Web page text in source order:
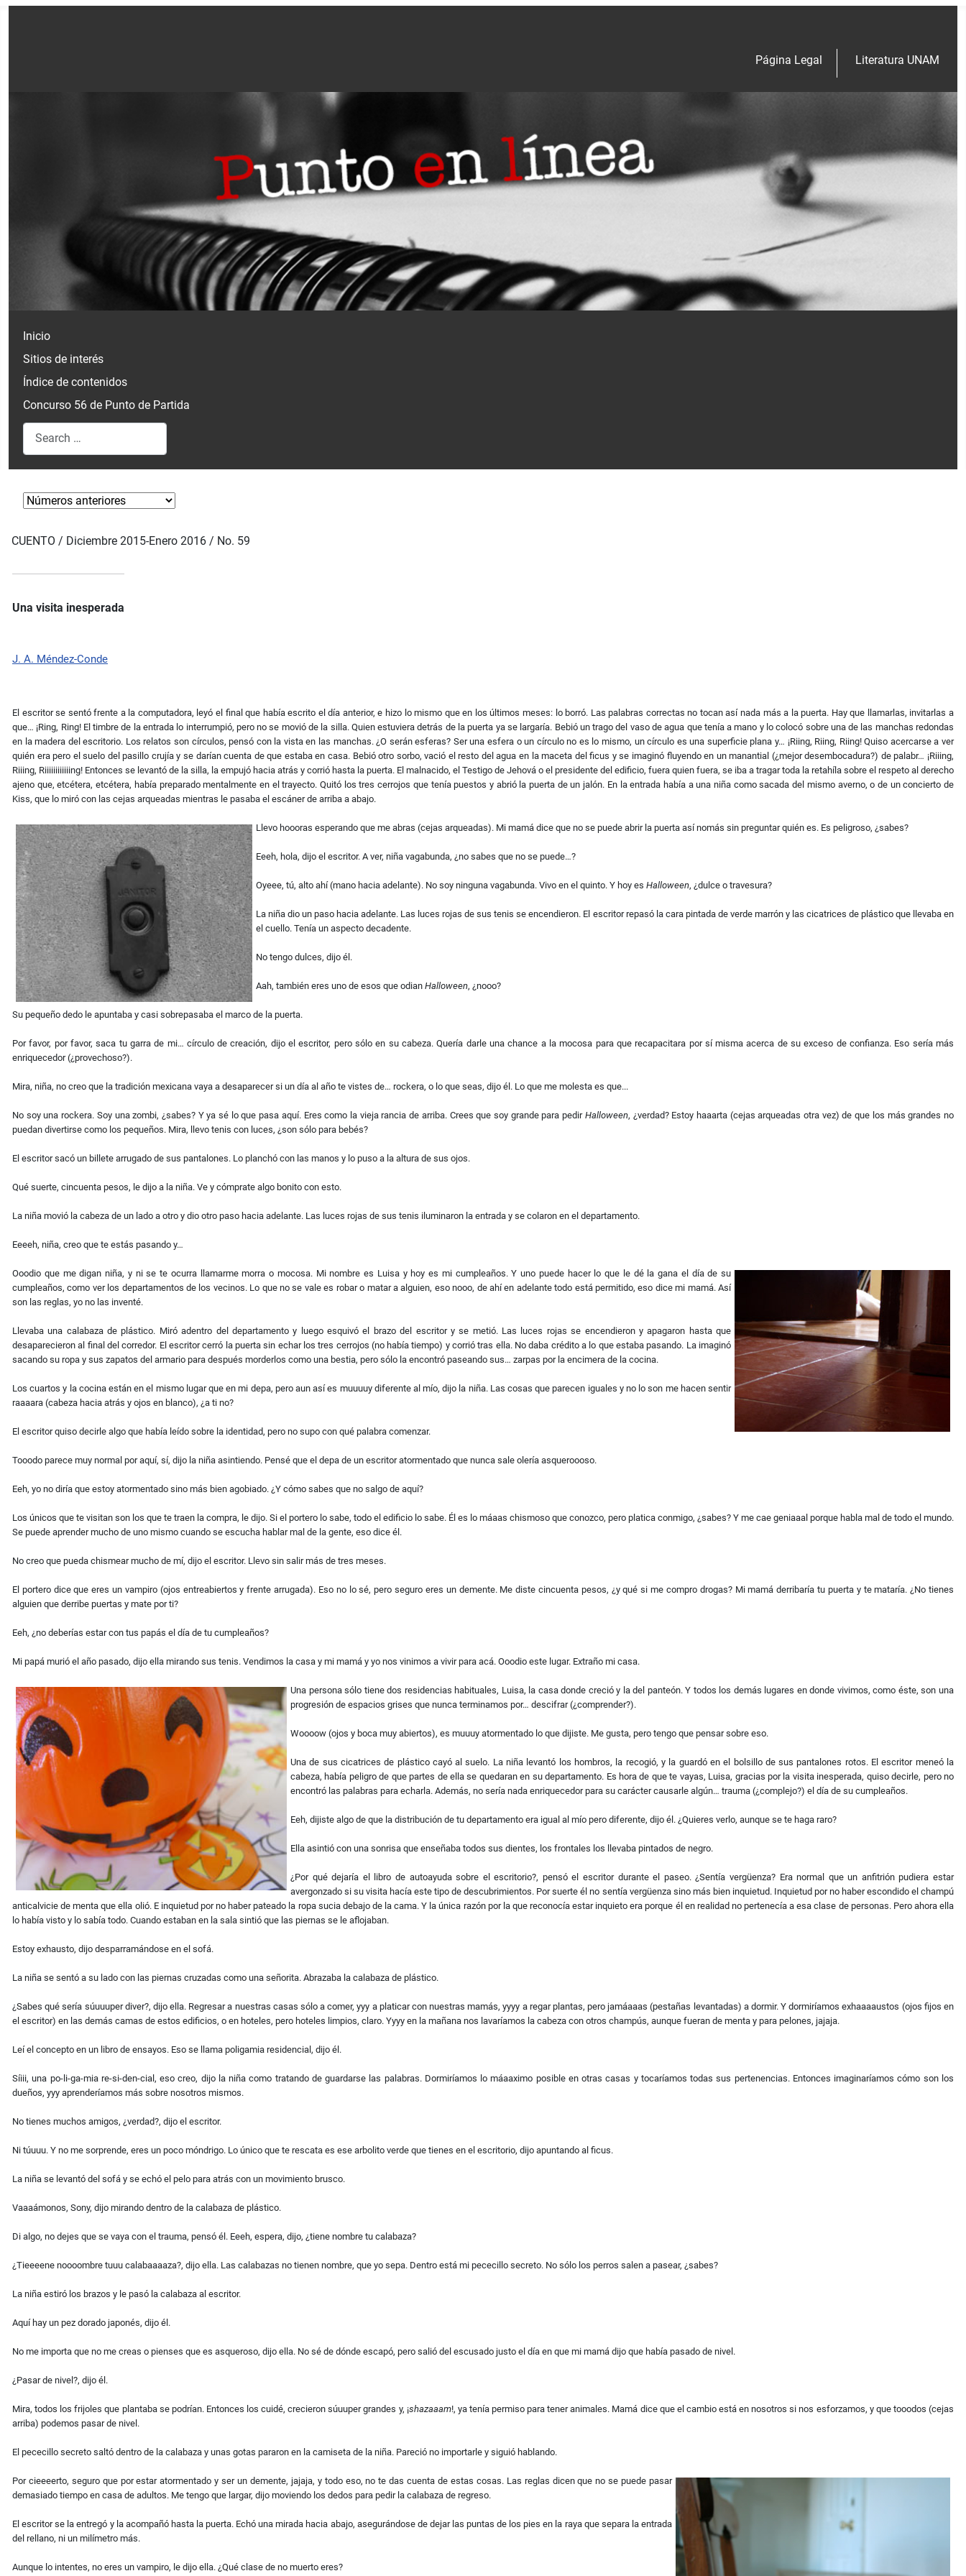
Literatura UNAM
Página Legal
Inicio
Sitios de interés
Índice de contenidos
Concurso 56 de Punto de Partida
Search
CUENTO / Diciembre 2015-Enero 2016 / No. 59
Una visita inesperada
J. A. Méndez-Conde
El escritor se sentó frente a la computadora, leyó el final que había escrito el día anterior, e hizo lo mismo que en los últimos meses: lo borró. Las palabras correctas no tocan así nada más a la puerta. Hay que llamarlas, invitarlas a
que… ¡Ring, Ring! El timbre de la entrada lo interrumpió, pero no se movió de la silla. Quien estuviera detrás de la puerta ya se largaría. Bebió un trago del vaso de agua que tenía a mano y lo colocó sobre una de las manchas redondas
en la madera del escritorio. Los relatos son círculos, pensó con la vista en las manchas. ¿O serán esferas? Ser una esfera o un círculo no es lo mismo, un círculo es una superficie plana y… ¡Riing, Riing, Riing! Quiso acercarse a ver
quién era pero el suelo del pasillo crujía y se darían cuenta de que estaba en casa. Bebió otro sorbo, vació el resto del agua en la maceta del ficus y se imaginó fluyendo en un manantial (¿mejor desembocadura?) de palabr… ¡Riiing,
Riiing, Riiiiiiiiiiiing! Entonces se levantó de la silla, la empujó hacia atrás y corrió hasta la puerta. El malnacido, el Testigo de Jehová o el presidente del edificio, fuera quien fuera, se iba a tragar toda la retahíla sobre el respeto al derecho
ajeno que, etcétera, etcétera, había preparado mentalmente en el trayecto. Quitó los tres cerrojos que tenía puestos y abrió la puerta de un jalón. En la entrada había a una niña como sacada del mismo averno, o de un concierto de
Kiss, que lo miró con las cejas arqueadas mientras le pasaba el escáner de arriba a abajo.
Llevo hoooras esperando que me abras (cejas arqueadas). Mi mamá dice que no se puede abrir la puerta así nomás sin preguntar quién es. Es peligroso, ¿sabes?
Eeeh, hola, dijo el escritor. A ver, niña vagabunda, ¿no sabes que no se puede…?
Oyeee, tú, alto ahí (mano hacia adelante). No soy ninguna vagabunda. Vivo en el quinto. Y hoy es Halloween, ¿dulce o travesura?
La niña dio un paso hacia adelante. Las luces rojas de sus tenis se encendieron. El escritor repasó la cara pintada de verde marrón y las cicatrices de plástico que llevaba en
el cuello. Tenía un aspecto decadente.
No tengo dulces, dijo él.
Aah, también eres uno de esos que odian Halloween, ¿nooo?
Su pequeño dedo le apuntaba y casi sobrepasaba el marco de la puerta.
Por favor, por favor, saca tu garra de mi… círculo de creación, dijo el escritor, pero sólo en su cabeza. Quería darle una chance a la mocosa para que recapacitara por sí misma acerca de su exceso de confianza. Eso sería más
enriquecedor (¿provechoso?).
Mira, niña, no creo que la tradición mexicana vaya a desaparecer si un día al año te vistes de… rockera, o lo que seas, dijo él. Lo que me molesta es que...
No soy una rockera. Soy una zombi, ¿sabes? Y ya sé lo que pasa aquí. Eres como la vieja rancia de arriba. Crees que soy grande para pedir Halloween, ¿verdad? Estoy haaarta (cejas arqueadas otra vez) de que los más grandes no
puedan divertirse como los pequeños. Mira, llevo tenis con luces, ¿son sólo para bebés?
El escritor sacó un billete arrugado de sus pantalones. Lo planchó con las manos y lo puso a la altura de sus ojos.
Qué suerte, cincuenta pesos, le dijo a la niña. Ve y cómprate algo bonito con esto.
La niña movió la cabeza de un lado a otro y dio otro paso hacia adelante. Las luces rojas de sus tenis iluminaron la entrada y se colaron en el departamento.
Eeeeh, niña, creo que te estás pasando y…
Ooodio que me digan niña, y ni se te ocurra llamarme morra o mocosa. Mi nombre es Luisa y hoy es mi cumpleaños. Y uno puede hacer lo que le dé la gana el día de su
cumpleaños, como ver los departamentos de los vecinos. Lo que no se vale es robar o matar a alguien, eso nooo, de ahí en adelante todo está permitido, eso dice mi mamá. Así
son las reglas, yo no las inventé.
Llevaba una calabaza de plástico. Miró adentro del departamento y luego esquivó el brazo del escritor y se metió. Las luces rojas se encendieron y apagaron hasta que
desaparecieron al final del corredor. El escritor cerró la puerta sin echar los tres cerrojos (no había tiempo) y corrió tras ella. No daba crédito a lo que estaba pasando. La imaginó
sacando su ropa y sus zapatos del armario para después morderlos como una bestia, pero sólo la encontró paseando sus… zarpas por la encimera de la cocina.
Los cuartos y la cocina están en el mismo lugar que en mi depa, pero aun así es muuuuy diferente al mío, dijo la niña. Las cosas que parecen iguales y no lo son me hacen sentir
raaaara (cabeza hacia atrás y ojos en blanco), ¿a ti no?
El escritor quiso decirle algo que había leído sobre la identidad, pero no supo con qué palabra comenzar.
Tooodo parece muy normal por aquí, sí, dijo la niña asintiendo. Pensé que el depa de un escritor atormentado que nunca sale olería asqueroooso.
Eeh, yo no diría que estoy atormentado sino más bien agobiado. ¿Y cómo sabes que no salgo de aquí?
Los únicos que te visitan son los que te traen la compra, le dijo. Si el portero lo sabe, todo el edificio lo sabe. Él es lo máaas chismoso que conozco, pero platica conmigo, ¿sabes? Y me cae geniaaal porque habla mal de todo el mundo.
Se puede aprender mucho de uno mismo cuando se escucha hablar mal de la gente, eso dice él.
No creo que pueda chismear mucho de mí, dijo el escritor. Llevo sin salir más de tres meses.
El portero dice que eres un vampiro (ojos entreabiertos y frente arrugada). Eso no lo sé, pero seguro eres un demente. Me diste cincuenta pesos, ¿y qué si me compro drogas? Mi mamá derribaría tu puerta y te mataría. ¿No tienes
alguien que derribe puertas y mate por ti?
Eeh, ¿no deberías estar con tus papás el día de tu cumpleaños?
Mi papá murió el año pasado, dijo ella mirando sus tenis. Vendimos la casa y mi mamá y yo nos vinimos a vivir para acá. Ooodio este lugar. Extraño mi casa.
Una persona sólo tiene dos residencias habituales, Luisa, la casa donde creció y la del panteón. Y todos los demás lugares en donde vivimos, como éste, son una
progresión de espacios grises que nunca terminamos por… descifrar (¿comprender?).
Woooow (ojos y boca muy abiertos), es muuuy atormentado lo que dijiste. Me gusta, pero tengo que pensar sobre eso.
Una de sus cicatrices de plástico cayó al suelo. La niña levantó los hombros, la recogió, y la guardó en el bolsillo de sus pantalones rotos. El escritor meneó la
cabeza, había peligro de que partes de ella se quedaran en su departamento. Es hora de que te vayas, Luisa, gracias por la visita inesperada, quiso decirle, pero no
encontró las palabras para echarla. Además, no sería nada enriquecedor para su carácter causarle algún… trauma (¿complejo?) el día de su cumpleaños.
Eeh, dijiste algo de que la distribución de tu departamento era igual al mío pero diferente, dijo él. ¿Quieres verlo, aunque se te haga raro?
Ella asintió con una sonrisa que enseñaba todos sus dientes, los frontales los llevaba pintados de negro.
¿Por qué dejaría el libro de autoayuda sobre el escritorio?, pensó el escritor durante el paseo. ¿Sentía vergüenza? Era normal que un anfitrión pudiera estar
avergonzado si su visita hacía este tipo de descubrimientos. Por suerte él no sentía vergüenza sino más bien inquietud. Inquietud por no haber escondido el champú
anticalvicie de menta que ella olió. E inquietud por no haber pateado la ropa sucia debajo de la cama. Y la única razón por la que reconocía estar inquieto era porque él en realidad no pertenecía a esa clase de personas. Pero ahora ella
lo había visto y lo sabía todo. Cuando estaban en la sala sintió que las piernas se le aflojaban.
Estoy exhausto, dijo desparramándose en el sofá.
La niña se sentó a su lado con las piernas cruzadas como una señorita. Abrazaba la calabaza de plástico.
¿Sabes qué sería súuuuper diver?, dijo ella. Regresar a nuestras casas sólo a comer, yyy a platicar con nuestras mamás, yyyy a regar plantas, pero jamáaaas (pestañas levantadas) a dormir. Y dormiríamos exhaaaaustos (ojos fijos en
el escritor) en las demás camas de estos edificios, o en hoteles, pero hoteles limpios, claro. Yyyy en la mañana nos lavaríamos la cabeza con otros champús, aunque fueran de menta y para pelones, jajaja.
Leí el concepto en un libro de ensayos. Eso se llama poligamia residencial, dijo él.
Síiii, una po-li-ga-mia re-si-den-cial, eso creo, dijo la niña como tratando de guardarse las palabras. Dormiríamos lo máaaximo posible en otras casas y tocaríamos todas sus pertenencias. Entonces imaginaríamos cómo son los
dueños, yyy aprenderíamos más sobre nosotros mismos.
No tienes muchos amigos, ¿verdad?, dijo el escritor.
Ni túuuu. Y no me sorprende, eres un poco móndrigo. Lo único que te rescata es ese arbolito verde que tienes en el escritorio, dijo apuntando al ficus.
La niña se levantó del sofá y se echó el pelo para atrás con un movimiento brusco.
Vaaaámonos, Sony, dijo mirando dentro de la calabaza de plástico.
Di algo, no dejes que se vaya con el trauma, pensó él. Eeeh, espera, dijo, ¿tiene nombre tu calabaza?
¿Tieeeene noooombre tuuu calabaaaaza?, dijo ella. Las calabazas no tienen nombre, que yo sepa. Dentro está mi pececillo secreto. No sólo los perros salen a pasear, ¿sabes?
La niña estiró los brazos y le pasó la calabaza al escritor.
Aquí hay un pez dorado japonés, dijo él.
No me importa que no me creas o pienses que es asqueroso, dijo ella. No sé de dónde escapó, pero salió del escusado justo el día en que mi mamá dijo que había pasado de nivel.
¿Pasar de nivel?, dijo él.
Mira, todos los frijoles que plantaba se podrían. Entonces los cuidé, crecieron súuuper grandes y, ¡shazaaam!, ya tenía permiso para tener animales. Mamá dice que el cambio está en nosotros si nos esforzamos, y que tooodos (cejas
arriba) podemos pasar de nivel.
El pececillo secreto saltó dentro de la calabaza y unas gotas pararon en la camiseta de la niña. Pareció no importarle y siguió hablando.
Por cieeeerto, seguro que por estar atormentado y ser un demente, jajaja, y todo eso, no te das cuenta de estas cosas. Las reglas dicen que no se puede pasar
demasiado tiempo en casa de adultos. Me tengo que largar, dijo moviendo los dedos para pedir la calabaza de regreso.
El escritor se la entregó y la acompañó hasta la puerta. Echó una mirada hacia abajo, asegurándose de dejar las puntas de los pies en la raya que separa la entrada
del rellano, ni un milímetro más.
Aunque lo intentes, no eres un vampiro, le dijo ella. ¿Qué clase de no muerto eres?